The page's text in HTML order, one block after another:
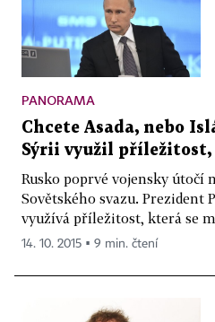
PANORAMA
Chcete Asada, nebo
Sýrii využil příležitost,
Rusko poprvé vojensky útočí
Sovětského svazu. Prezident
využívá příležitost, která se
14. 10. 2015 ▪ 9 min. čtení